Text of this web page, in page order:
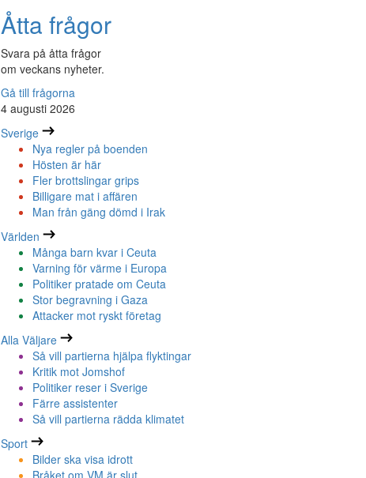
Åtta frågor
Svara på åtta frågor
om veckans nyheter.
Gå till frågorna
4 augusti 2026
Sverige
Nya regler på boenden
Hösten är här
Fler brottslingar grips
Billigare mat i affären
Man från gäng dömd i Irak
Världen
Många barn kvar i Ceuta
Varning för värme i Europa
Politiker pratade om Ceuta
Stor begravning i Gaza
Attacker mot ryskt företag
Alla Väljare
Så vill partierna hjälpa flyktingar
Kritik mot Jomshof
Politiker reser i Sverige
Färre assistenter
Så vill partierna rädda klimatet
Sport
Bilder ska visa idrott